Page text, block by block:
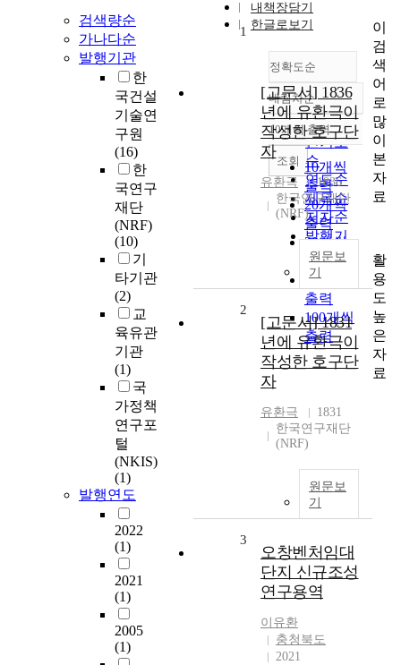
검색량순
가나다순
발행기관
한
국건설
기술연
구원
(16)
한
국연구
재단
(NRF)
(10)
기
타기관
(2)
교
육유관
기관
(1)
국
가정책
연구포
털
(NKIS)
(1)
발행연도
2022
(1)
2021
(1)
2005
(1)
내책장담기
한글로보기
정확도순
정확도
순
인기도
순
연도순
제목순
저자순
발행기
관순
내림차순
내림차순
10개씩 출력
10개씩
출력
20개씩
출력
30개씩
출력
50개씩
출력
100개씩
출력
조회
1
[고문서] 1836
년에 유환극이
작성한 호구단
자
유환극
1836
한국연구재단
(NRF)
원문보
기
2
[고문서] 1831
년에 유환극이
작성한 호구단
자
유환극
1831
한국연구재단
(NRF)
원문보
기
3
오창벤처임대
단지 신규조성
연구용역
이유환
충청북도
2021
이
검
색
어
로
많
이
본
자
료
활
용
도
높
은
자
료